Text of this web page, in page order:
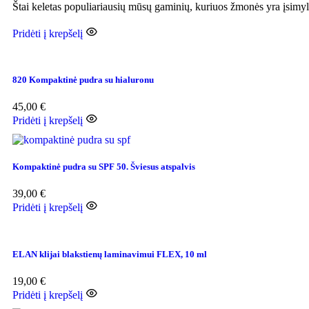
Štai keletas populiariausių mūsų gaminių, kuriuos žmonės yra
Pridėti į krepšelį
820 Kompaktinė pudra su hialuronu
45,00 €
Pridėti į krepšelį
Kompaktinė pudra su SPF 50. Šviesus atspalvis
39,00 €
Pridėti į krepšelį
ELAN klijai blakstienų laminavimui FLEX, 10 ml
19,00 €
Pridėti į krepšelį